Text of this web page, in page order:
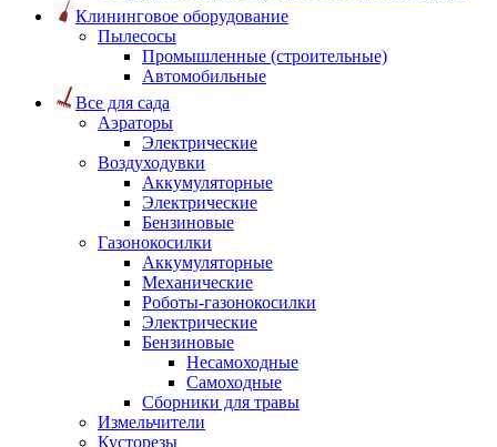
Клининговое оборудование
Пылесосы
Промышленные (строительные)
Автомобильные
Все для сада
Аэраторы
Электрические
Воздуходувки
Аккумуляторные
Электрические
Бензиновые
Газонокосилки
Аккумуляторные
Механические
Роботы-газонокосилки
Электрические
Бензиновые
Несамоходные
Самоходные
Сборники для травы
Измельчители
Кусторезы